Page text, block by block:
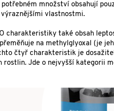
množství obsahují
vlastnostmi.
charakteristiky také obsah
na methylglyoxal (je
čtyř charakteristik je
rostlin. Jde o nejvyšší kategorii